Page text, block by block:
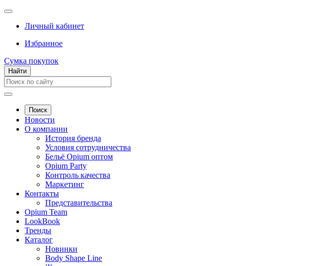
Личный кабинет
Избранное
Сумка покупок
Найти
Поиск
Новости
О компании
История бренда
Условия сотрудничества
Бельё Opium оптом
Opium Party
Контроль качества
Маркетинг
Контакты
Представительства
Opium Team
LookBook
Тренды
Каталог
Новинки
Body Shape Line